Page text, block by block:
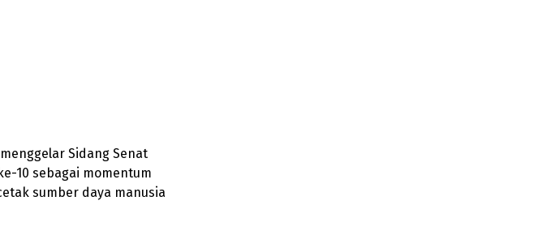
Sidang Senat
10 sebagai momentum
sumber daya manusia